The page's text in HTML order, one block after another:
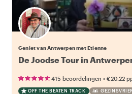
Geniet van Antwerpen met Etienne
De Joodse Tour in
415 beoordelingen • €20.22
OFF THE BEATEN TRACK